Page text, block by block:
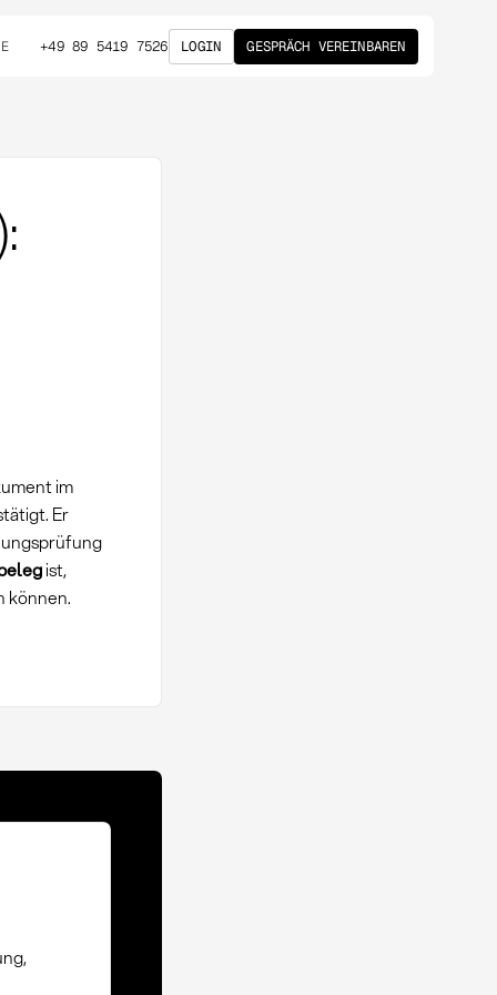
+49 89 5419 7526 LOGIN GESPRÄCH VEREINBAREN
im
Er
ist,
können.